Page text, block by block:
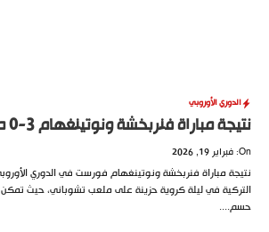
الدوري الأوروبي
نتيجة مباراة فنربخشة ونوتينغهام 3-0 صدمة نارية
On: فبراير 19, 2026
نتيجة مباراة فنربخشة ونوتينغهام فورست في الدوري
التركية في ليلة كروية حزينة على ملعب تشوباني، حيث تمكن
حسم....